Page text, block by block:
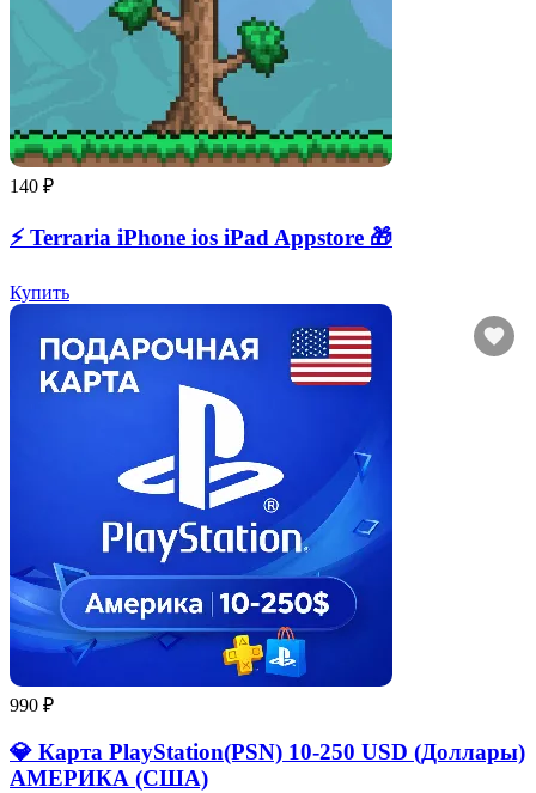
140 ₽
⚡️ Terraria iPhone ios iPad Appstore 🎁
Купить
990 ₽
💎 Карта PlayStation(PSN) 10-250 USD (Доллары)
АМЕРИКА (США)